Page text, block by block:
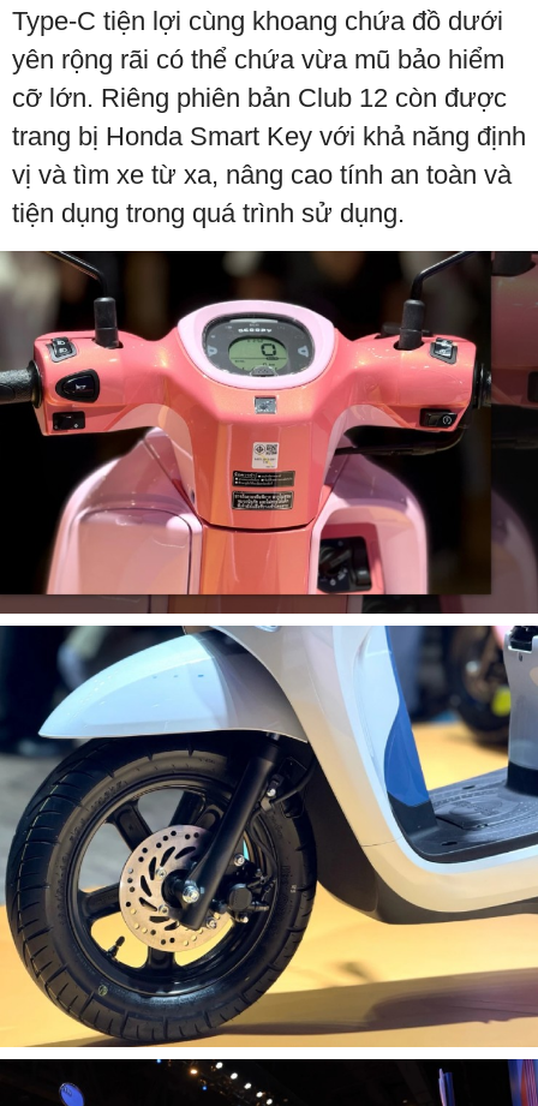
Type-C tiện lợi cùng khoang chứa đồ dưới
yên rộng rãi có thể chứa vừa mũ bảo hiểm
cỡ lớn. Riêng phiên bản Club 12 còn được
trang bị Honda Smart Key với khả năng định
vị và tìm xe từ xa, nâng cao tính an toàn và
tiện dụng trong quá trình sử dụng.